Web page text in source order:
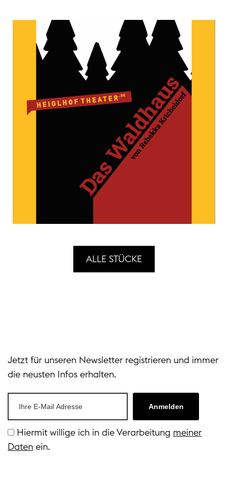
ALLE STÜCKE
Jetzt für unseren Newsletter registrieren und immer
die neusten Infos erhalten.
Anmelden
Hiermit willige ich in die Verarbeitung meiner
Daten ein.